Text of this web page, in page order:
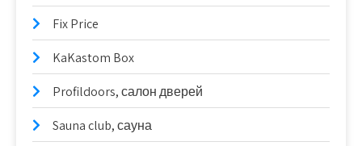
Fix Price
KaKastom Box
Profildoors, салон дверей
Sauna club, сауна